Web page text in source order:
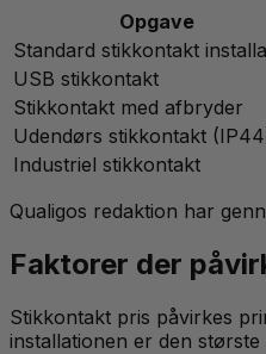
Opgave
Standard stikkontakt
USB stikkontakt
Stikkontakt med afbryder
Udendørs stikkontakt
Industriel stikkontakt
Qualigos redaktion har
Faktorer der
Stikkontakt pris påvirkes
installationen er den